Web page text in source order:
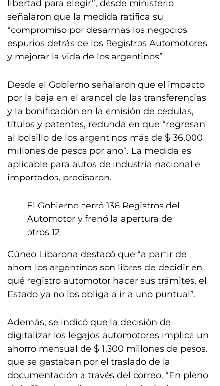
libertad para elegir”, desde ministerio
señalaron que la medida ratifica su
“compromiso por desarmas los negocios
espurios detrás de los Registros Automotores
y mejorar la vida de los argentinos”.
Desde el Gobierno señalaron que el impacto
por la baja en el arancel de las transferencias
y la bonificación en la emisión de cédulas,
títulos y patentes, redunda en que “regresan
al bolsillo de los argentinos más de $ 36.000
millones de pesos por año”. La medida es
aplicable para autos de industria nacional e
importados, precisaron.
El Gobierno cerró 136 Registros del
Automotor y frenó la apertura de
otros 12
Cúneo Libarona destacó que “a partir de
ahora los argentinos son libres de decidir en
qué registro automotor hacer sus trámites, el
Estado ya no los obliga a ir a uno puntual”.
Además, se indicó que la decisión de
digitalizar los legajos automotores implica un
ahorro mensual de $ 1.300 millones de pesos.
que se gastaban por el traslado de la
documentación a través del correo. “En pleno